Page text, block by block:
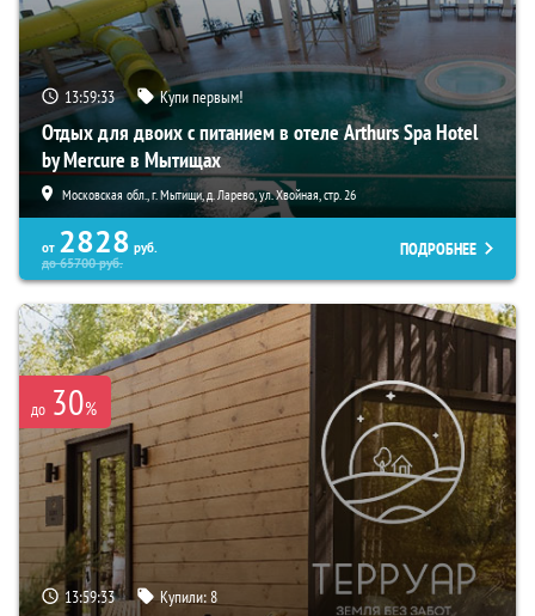
13:59:32 Купи первым!
Отдых для двоих с питанием в отеле Arthurs Spa Hotel
by Mercure в Мытищах
Московская обл., г. Мытищи, д. Ларево, ул. Хвойная, стр. 26
от 2828 руб.
до65700руб.
ПОДРОБНЕЕ
до 30%
13:59:32 Купили:8